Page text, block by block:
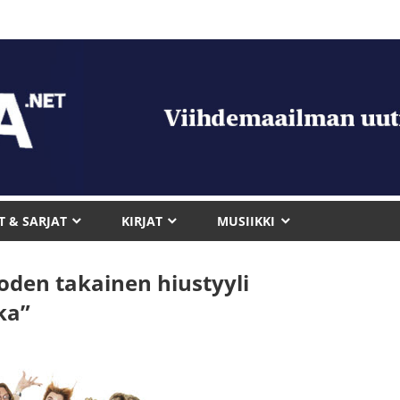
& SARJAT KIRJAT MUSIIKKI
takainen hiustyyli